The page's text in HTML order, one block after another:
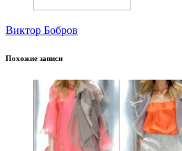
Виктор Бобров
Похожие записи